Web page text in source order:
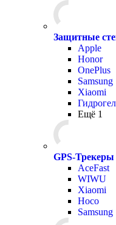
Защитные
Apple
Honor
OnePlus
Samsung
Xiaomi
Ещё 1
GPS-Трекеры
AceFast
WIWU
Xiaomi
Hoco
Samsung